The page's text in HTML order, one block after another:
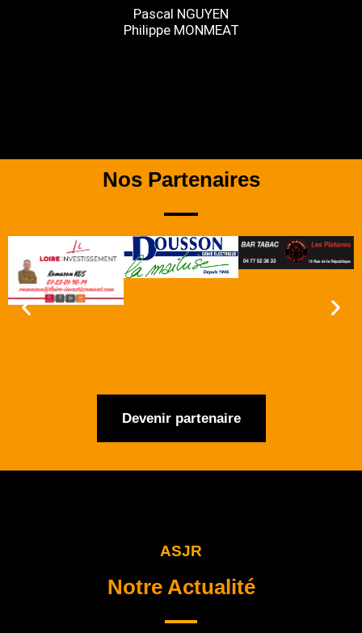
Pascal NGUYEN
Philippe MONMEAT
Nos Partenaires
Devenir partenaire
ASJR
Notre Actualité